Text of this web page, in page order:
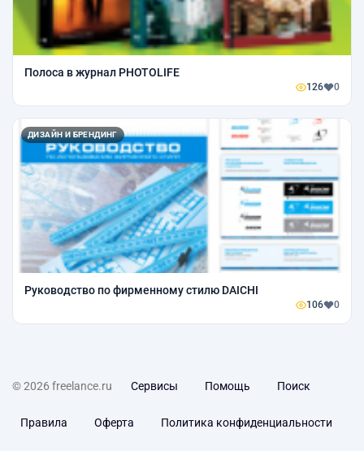
Полоса в журнал PHOTOLIFE
126 0
ДИЗАЙН И БРЕНДИНГ
Руководство по фирменному стилю DAICHI
106 0
© 2026 freelance.ru Сервисы Помощь Поиск
Правила Оферта Политика конфиденциальности